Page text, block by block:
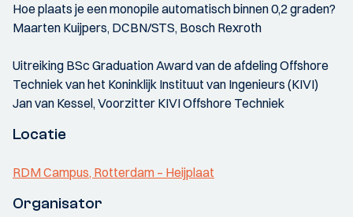
Hoe plaats je een monopile automatisch binnen 0,2 graden?
Maarten Kuijpers, DCBN/STS, Bosch Rexroth
Uitreiking BSc Graduation Award van de afdeling Offshore
Techniek van het Koninklijk Instituut van Ingenieurs (KIVI)
Jan van Kessel, Voorzitter KIVI Offshore Techniek
Locatie
RDM Campus, Rotterdam – Heijplaat
Organisator